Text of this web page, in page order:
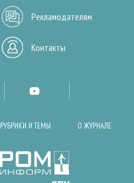
Рекламодателям
Контакты
РУБРИКИ И ТЕМЫ О ЖУРНАЛЕ